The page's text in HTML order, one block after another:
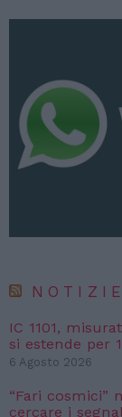
IC 1101,
si estende per
6 Agosto 2026
“Fari cosmici”
cercare i